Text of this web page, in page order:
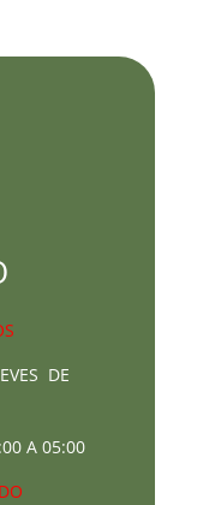
DE
A 05:00